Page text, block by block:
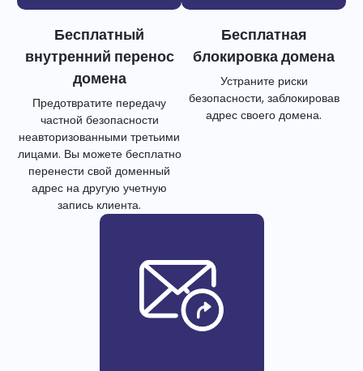
Бесплатный
внутренний перенос
домена
Предотвратите передачу
частной безопасности
неавторизованными третьими
лицами. Вы можете бесплатно
перенести свой доменный
адрес на другую учетную
запись клиента.
Бесплатная
блокировка домена
Устраните риски
безопасности, заблокировав
адрес своего домена.